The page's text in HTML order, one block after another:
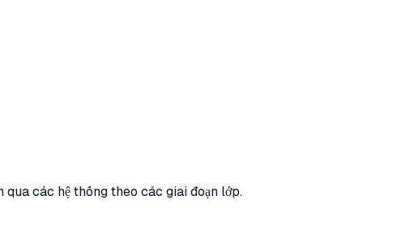
các hệ thống theo các giai đoạn lớp.